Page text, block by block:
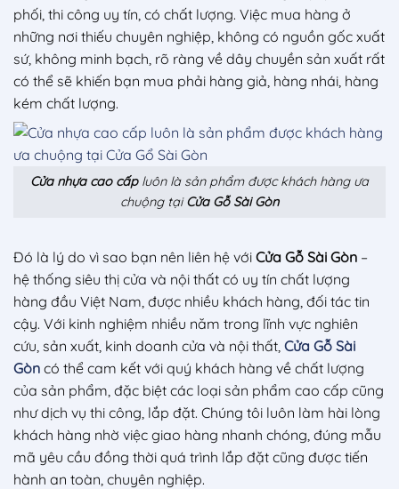
phối, thi công uy tín, có chất lượng. Việc mua hàng ở
những nơi thiếu chuyên nghiệp, không có nguồn gốc xuất
sứ, không minh bạch, rõ ràng về dây chuyền sản xuất rất
có thể sẽ khiến bạn mua phải hàng giả, hàng nhái, hàng
kém chất lượng.
Cửa nhựa cao cấpluôn là sản phẩm được khách hàng ưa
chuộng tạiCửa Gỗ Sài Gòn
Đó là lý do vì sao bạn nên liên hệ với Cửa Gỗ Sài Gòn –
hệ thống siêu thị cửa và nội thất có uy tín chất lượng
hàng đầu Việt Nam, được nhiều khách hàng, đối tác tin
cậy. Với kinh nghiệm nhiều năm trong lĩnh vực nghiên
cứu, sản xuất, kinh doanh cửa và nội thất, Cửa Gỗ Sài
Gòn có thể cam kết với quý khách hàng về chất lượng
của sản phẩm, đặc biệt các loại sản phẩm cao cấp cũng
như dịch vụ thi công, lắp đặt. Chúng tôi luôn làm hài lòng
khách hàng nhờ việc giao hàng nhanh chóng, đúng mẫu
mã yêu cầu đồng thời quá trình lắp đặt cũng được tiến
hành an toàn, chuyên nghiệp.